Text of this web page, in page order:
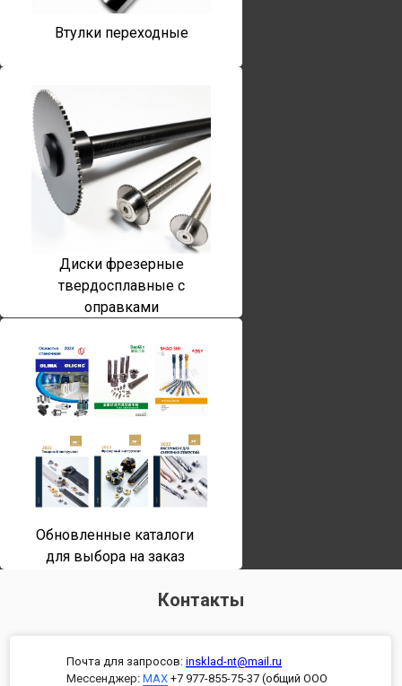
Втулки переходные
Диски фрезерные
твердосплавные с
оправками
Обновленные каталоги
для выбора на заказ
Контакты
Почта для запросов: insklad-nt@mail.ru
Мессенджер: MAX +7 977-855-75-37 (общий ООО